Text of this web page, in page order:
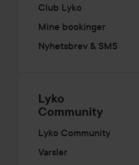
Club Lyko
Mine bookinger
Nyhetsbrev & SMS
Lyko
Community
Lyko Community
Varsler